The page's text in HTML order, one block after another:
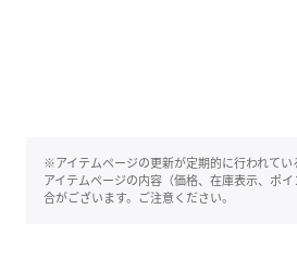
※アイテムページの更新が定期的に行われて
アイテムページの内容（価格、在庫表示、ポ
合がございます。ご注意ください。